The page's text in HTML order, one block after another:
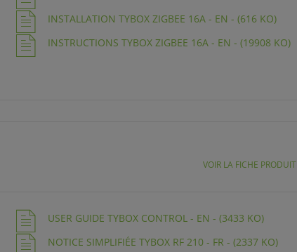
INSTALLATION TYBOX ZIGBEE 16A - EN - (616 KO)
INSTRUCTIONS TYBOX ZIGBEE 16A - EN - (19908 KO)
VOIR LA FICHE PRODUIT
USER GUIDE TYBOX CONTROL - EN - (3433 KO)
NOTICE SIMPLIFIÉE TYBOX RF 210 - FR - (2337 KO)